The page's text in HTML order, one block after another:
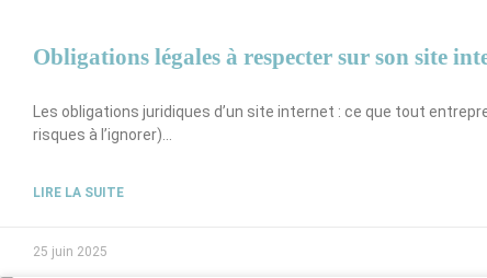
Obligations légales à respecter sur son site
Les obligations juridiques d’un site internet : ce que tout
risques à l’ignorer)…
LIRE LA SUITE
25 juin 2025